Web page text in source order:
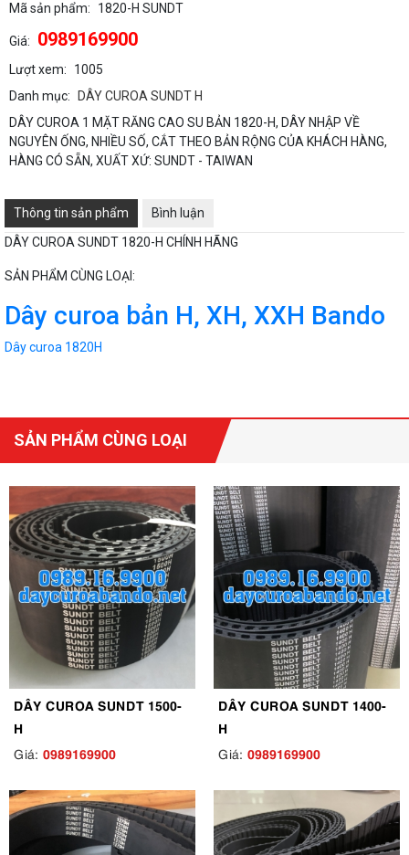
Mã sản phẩm: 1820-H SUNDT
Giá: 0989169900
Lượt xem:
1005
Danh mục:
DÂY CUROA SUNDT H
DÂY CUROA 1 MẶT RĂNG CAO SU BẢN 1820-H, DÂY NHẬP VỀ
NGUYÊN ỐNG, NHIỀU SỐ, CẮT THEO BẢN RỘNG CỦA KHÁCH HÀNG,
HÀNG CÓ SẴN, XUẤT XỨ: SUNDT - TAIWAN
Thông tin sản phẩm
Bình luận
DÂY CUROA SUNDT 1820-H CHÍNH HÃNG
SẢN PHẨM CÙNG LOẠI:
Dây curoa bản H, XH, XXH Bando
Dây curoa 1820H
SẢN PHẨM CÙNG LOẠI
DÂY CUROA SUNDT 1500-
H
Giá: 0989169900
DÂY CUROA SUNDT 1400-
H
Giá: 0989169900